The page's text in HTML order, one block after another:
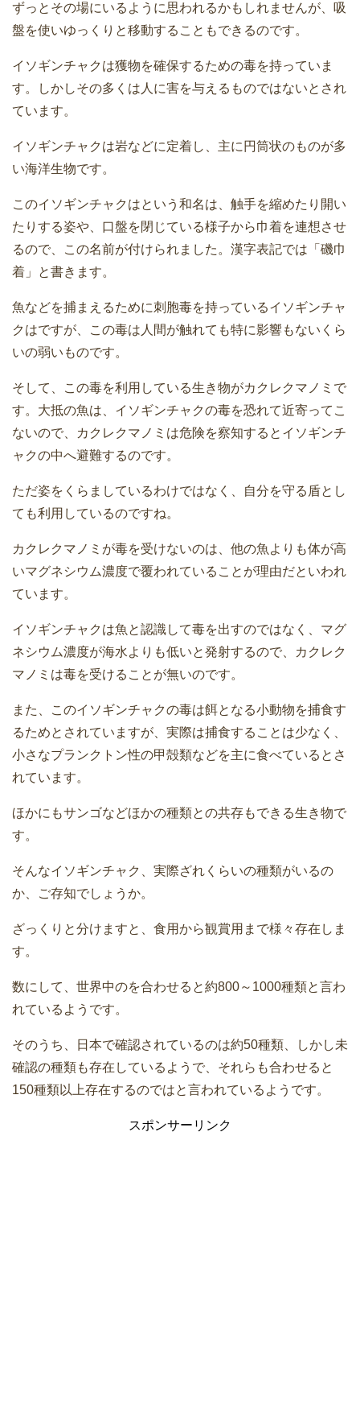
ずっとその場にいるように思われるかもしれませんが、吸
盤を使いゆっくりと移動することもできるのです。
イソギンチャクは獲物を確保するための毒を持っていま
す。しかしその多くは人に害を与えるものではないとされ
ています。
イソギンチャクは岩などに定着し、主に円筒状のものが多
い海洋生物です。
このイソギンチャクはという和名は、触手を縮めたり開い
たりする姿や、口盤を閉じている様子から巾着を連想させ
るので、この名前が付けられました。漢字表記では「磯巾
着」と書きます。
魚などを捕まえるために刺胞毒を持っているイソギンチャ
クはですが、この毒は人間が触れても特に影響もないくら
いの弱いものです。
そして、この毒を利用している生き物がカクレクマノミで
す。大抵の魚は、イソギンチャクの毒を恐れて近寄ってこ
ないので、カクレクマノミは危険を察知するとイソギンチ
ャクの中へ避難するのです。
ただ姿をくらましているわけではなく、自分を守る盾とし
ても利用しているのですね。
カクレクマノミが毒を受けないのは、他の魚よりも体が高
いマグネシウム濃度で覆われていることが理由だといわれ
ています。
イソギンチャクは魚と認識して毒を出すのではなく、マグ
ネシウム濃度が海水よりも低いと発射するので、カクレク
マノミは毒を受けることが無いのです。
また、このイソギンチャクの毒は餌となる小動物を捕食す
るためとされていますが、実際は捕食することは少なく、
小さなプランクトン性の甲殻類などを主に食べているとさ
れています。
ほかにもサンゴなどほかの種類との共存もできる生き物で
す。
そんなイソギンチャク、実際ざれくらいの種類がいるの
か、ご存知でしょうか。
ざっくりと分けますと、食用から観賞用まで様々存在しま
す。
数にして、世界中のを合わせると約800～1000種類と言わ
れているようです。
そのうち、日本で確認されているのは約50種類、しかし未
確認の種類も存在しているようで、それらも合わせると
150種類以上存在するのではと言われているようです。
スポンサーリンク